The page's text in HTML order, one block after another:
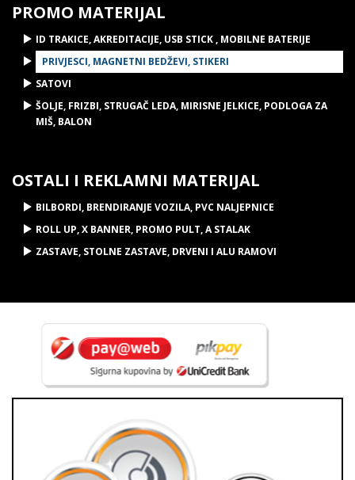
PROMO MATERIJAL
ID TRAKICE, AKREDITACIJE, USB STICK , MOBILNE BATERIJE
PRIVJESCI, MAGNETNI BEDŽEVI, STIKERI
SATOVI
ŠOLJE, FRIZBI, STRUGAČ LEDA, MIRISNE JELKICE, PODLOGA ZA
MIŠ, BALON
OSTALI I REKLAMNI MATERIJAL
BILBORDI, BRENDIRANJE VOZILA, PVC NALJEPNICE
ROLL UP, X BANNER, PROMO PULT, A STALAK
ZASTAVE, STOLNE ZASTAVE, DRVENI I ALU RAMOVI